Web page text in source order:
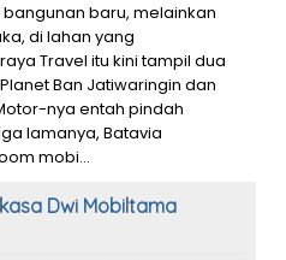
bangunan baru, melainkan
di lahan yang
Travel itu kini tampil dua
Ban Jatiwaringin dan
nya entah pindah
lamanya, Batavia
mobi...
Dwi Mobiltama